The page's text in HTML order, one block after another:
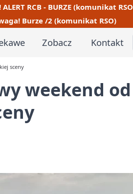
RCB - BURZE (komunikat
Burze /2 (komunikat RSO)
Zobacz Kontakt
sceny
weekend od